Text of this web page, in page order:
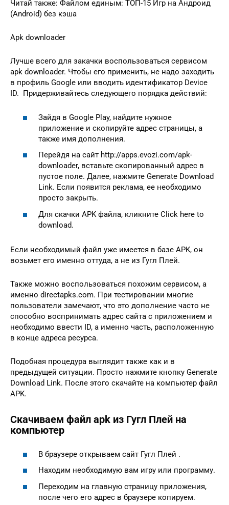
Читай также: Файлом единым: ТОП-15 Игр на Андроид
(Android) без кэша
Apk downloader
Лучше всего для закачки воспользоваться сервисом
apk downloader. Чтобы его применить, не надо заходить
в профиль Google или вводить идентификатор Device
ID. Придерживайтесь следующего порядка действий:
Зайдя в Google Play, найдите нужное
приложение и скопируйте адрес страницы, а
также имя дополнения.
Перейдя на сайт http://apps.evozi.com/apk-
downloader, вставьте скопированный адрес в
пустое поле. Далее, нажмите Generate Download
Link. Если появится реклама, ее необходимо
просто закрыть.
Для скачки APK файла, кликните Click here to
download.
Если необходимый файл уже имеется в базе APK, он
возьмет его именно оттуда, а не из Гугл Плей.
Также можно воспользоваться похожим сервисом, а
именно directapks.com. При тестировании многие
пользователи замечают, что это дополнение часто не
способно воспринимать адрес сайта с приложением и
необходимо ввести ID, а именно часть, расположенную
в конце адреса ресурса.
Подобная процедура выглядит также как и в
предыдущей ситуации. Просто нажмите кнопку Generate
Download Link. После этого скачайте на компьютер файл
APK.
Скачиваем файл apk из Гугл Плей на
компьютер
В браузере открываем сайт Гугл Плей .
Находим необходимую вам игру или программу.
Переходим на главную страницу приложения,
после чего его адрес в браузере копируем.